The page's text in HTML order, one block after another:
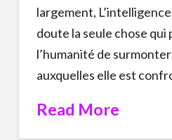
largement,
doute la seule chose
l’humanité de
auxquelles elle est
Read More